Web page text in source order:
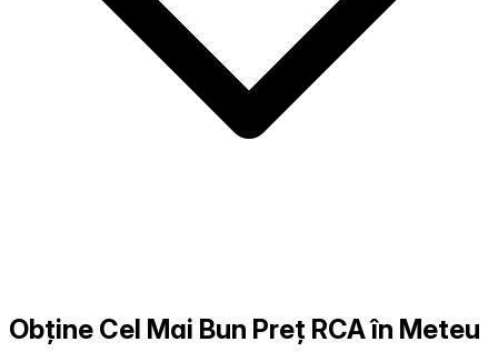
Obține Cel Mai Bun Preț RCA în Meteu